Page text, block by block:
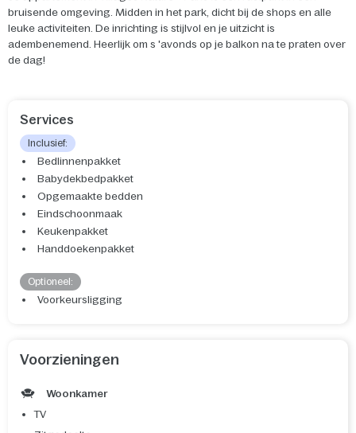
bruisende omgeving. Midden in het park, dicht bij de shops en alle
leuke activiteiten. De inrichting is stijlvol en je uitzicht is
adembenemend. Heerlijk om s 'avonds op je balkon na te praten over
de dag!
Services
Inclusief:
Bedlinnenpakket
Babydekbedpakket
Opgemaakte bedden
Eindschoonmaak
Keukenpakket
Handdoekenpakket
Optioneel:
Voorkeursligging
Voorzieningen
Woonkamer
TV